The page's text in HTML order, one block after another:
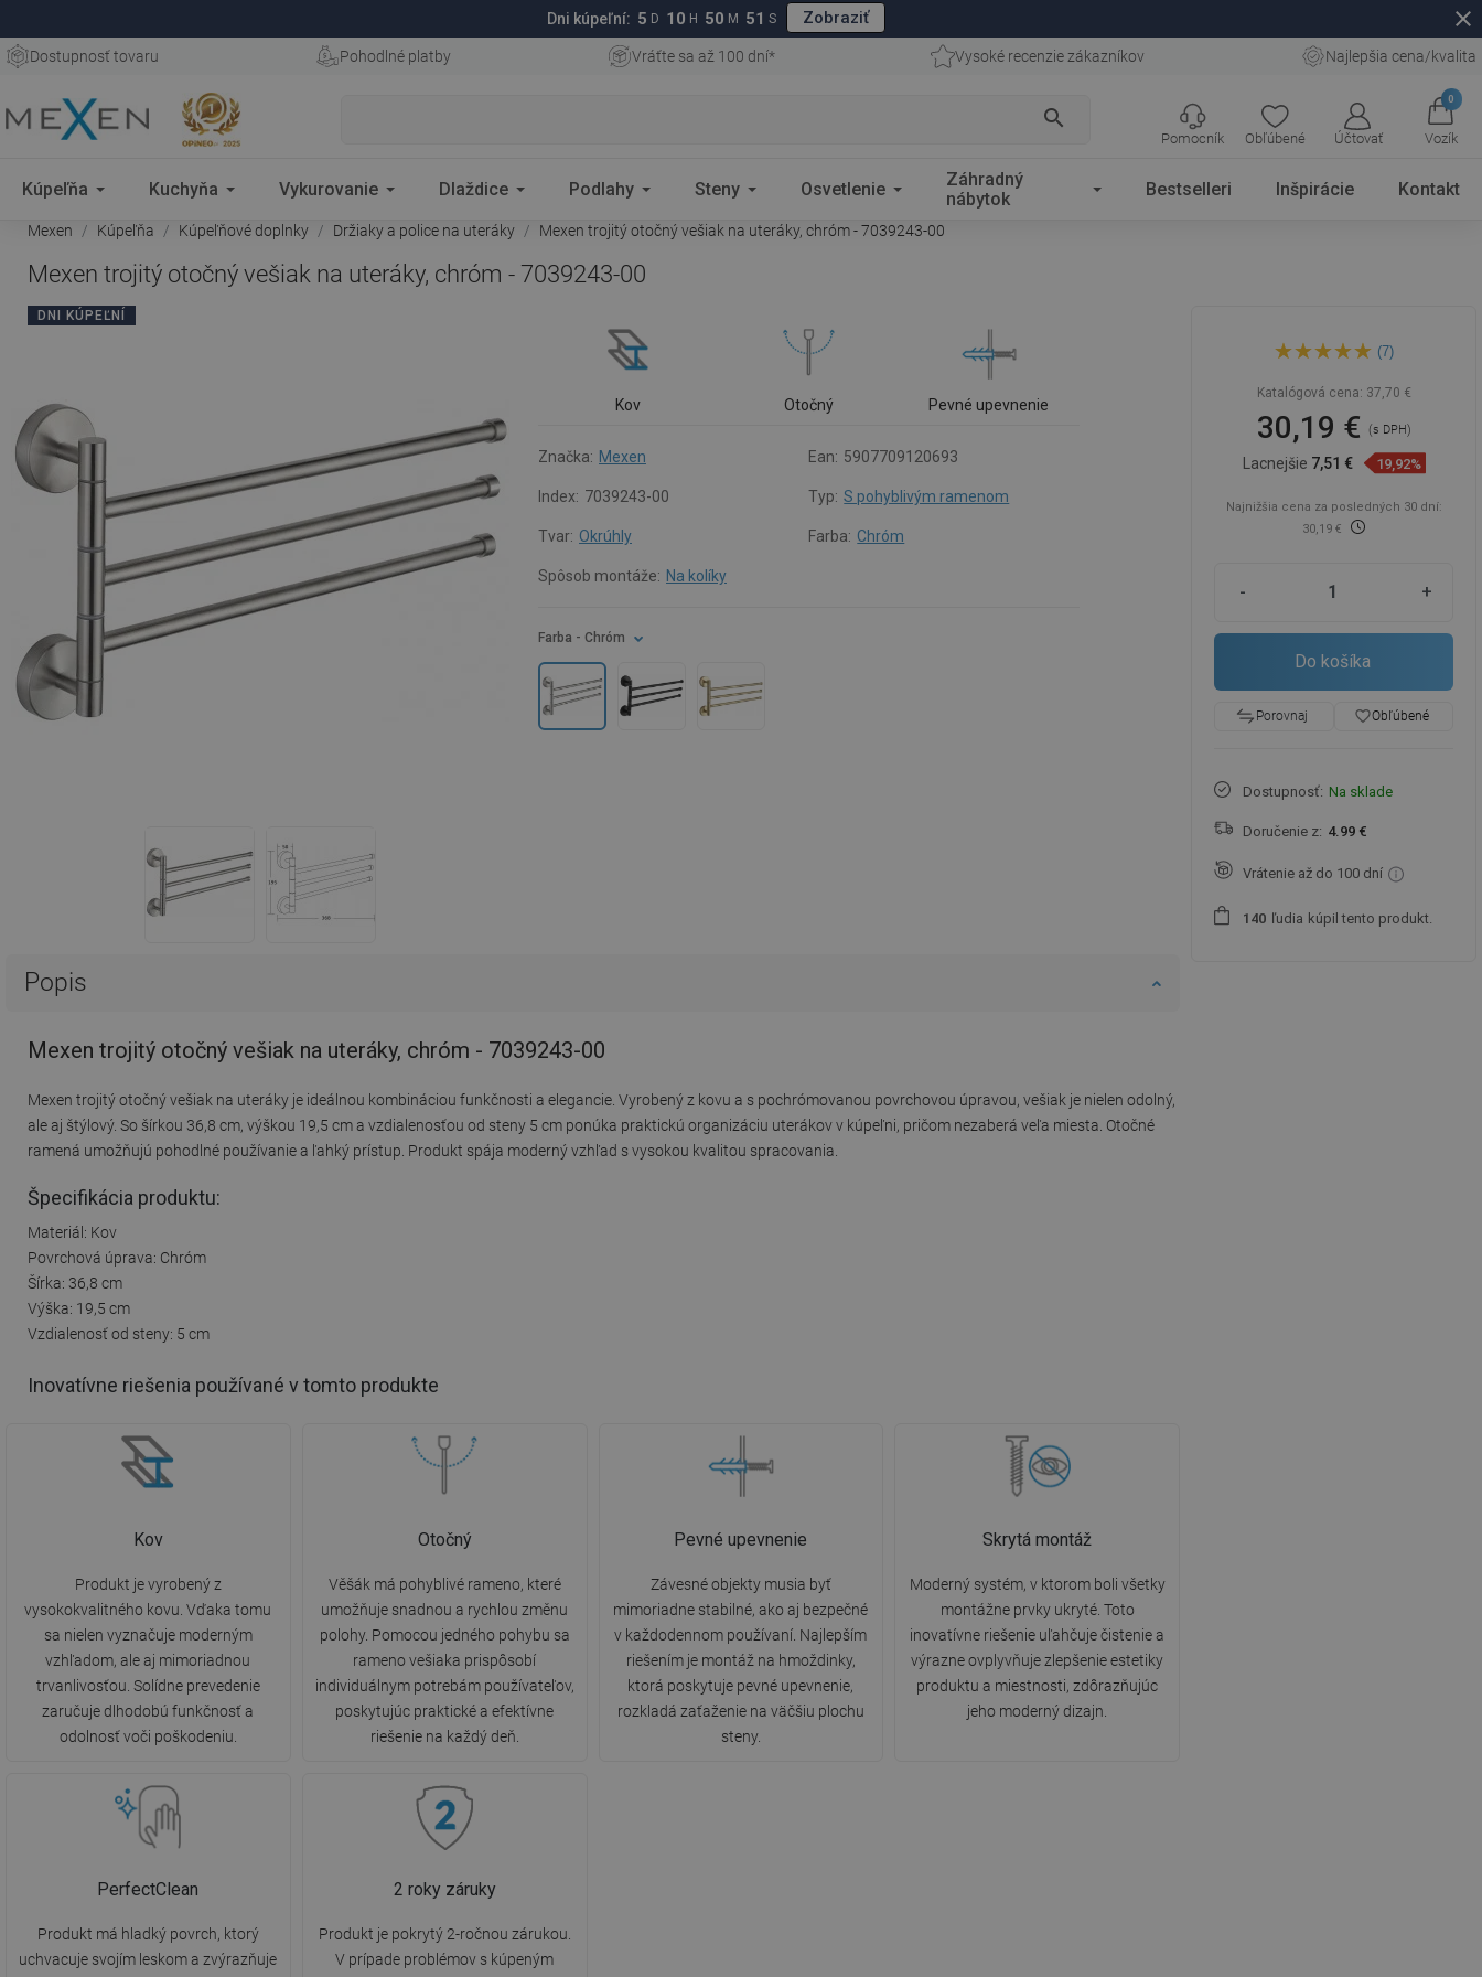
Dni kúpeľní: 5 D 10 H 50 M 50 S Zobraziť close
Dostupnosť tovaru Pohodlné platby Vráťte sa až 100 dní* Vysoké recenzie zákazníkov Najlepšia cena/kvalita
search
Obľúbené Účtovať
0
Vozík
Pomocník
Kúpeľňa Kuchyňa Vykurovanie Dlaždice Podlahy Steny Osvetlenie
Záhradný
nábytok
Bestselleri Inšpirácie Kontakt
Mexen Kúpeľňa Kúpeľňové doplnky Držiaky a police na uteráky Mexen trojitý otočný vešiak na uteráky, chróm - 7039243-00
Mexen trojitý otočný vešiak na uteráky, chróm - 7039243-00
DNI KÚPEĽNÍ
Kov Otočný Pevné upevnenie
Značka: Mexen Ean: 5907709120693
Index: 7039243-00 Typ: S pohyblivým ramenom
Tvar: Okrúhly Farba: Chróm
Spôsob montáže: Na kolíky
Farba - Chróm
Popis
Mexen trojitý otočný vešiak na uteráky, chróm - 7039243-00
Mexen trojitý otočný vešiak na uteráky je ideálnou kombináciou funkčnosti a elegancie. Vyrobený z kovu a s pochrómovanou povrchovou úpravou, vešiak je nielen odolný,
ale aj štýlový. So šírkou 36,8 cm, výškou 19,5 cm a vzdialenosťou od steny 5 cm ponúka praktickú organizáciu uterákov v kúpeľni, pričom nezaberá veľa miesta. Otočné
ramená umožňujú pohodlné používanie a ľahký prístup. Produkt spája moderný vzhľad s vysokou kvalitou spracovania.
Špecifikácia produktu:
Materiál: Kov
Povrchová úprava: Chróm
Šírka: 36,8 cm
Výška: 19,5 cm
Vzdialenosť od steny: 5 cm
Inovatívne riešenia používané v tomto produkte
Kov
Produkt je vyrobený z
vysokokvalitného kovu. Vďaka tomu
sa nielen vyznačuje moderným
vzhľadom, ale aj mimoriadnou
trvanlivosťou. Solídne prevedenie
zaručuje dlhodobú funkčnosť a
odolnosť voči poškodeniu.
Otočný
Věšák má pohyblivé rameno, které
umožňuje snadnou a rychlou změnu
polohy. Pomocou jedného pohybu sa
rameno vešiaka prispôsobí
individuálnym potrebám používateľov,
poskytujúc praktické a efektívne
riešenie na každý deň.
Pevné upevnenie
Závesné objekty musia byť
mimoriadne stabilné, ako aj bezpečné
v každodennom používaní. Najlepším
riešením je montáž na hmoždinky,
ktorá poskytuje pevné upevnenie,
rozkladá zaťaženie na väčšiu plochu
steny.
Skrytá montáž
Moderný systém, v ktorom boli všetky
montážne prvky ukryté. Toto
inovatívne riešenie uľahčuje čistenie a
výrazne ovplyvňuje zlepšenie estetiky
produktu a miestnosti, zdôrazňujúc
jeho moderný dizajn.
PerfectClean
Produkt má hladký povrch, ktorý
uchvacuje svojím leskom a zvýrazňuje
2 roky záruky
Produkt je pokrytý 2-ročnou zárukou.
V prípade problémov s kúpeným
na uteráky, chróm - 7039243-
(7)
Katalógová cena: 37,70 €
30,19 € (s DPH)
Lacnejšie 7,51 € 19,92%
Najnižšia cena za posledných 30 dní:
30,19 €
- +
Do košíka
Porovnaj favorite_borderObľúbené
Dostupnosť: Na sklade
Doručenie z: 4.99 €
Vrátenie až do 100 dní
1 40 ľudia kúpil tento produkt.